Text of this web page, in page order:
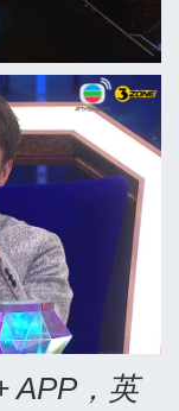
APP ，英